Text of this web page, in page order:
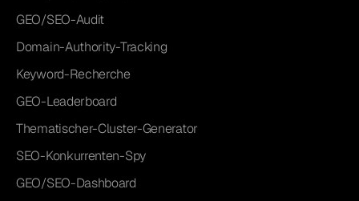
GEO/SEO-Audit
Domain-Authority-Tracking
Keyword-Recherche
GEO-Leaderboard
Thematischer-Cluster-Generator
SEO-Konkurrenten-Spy
GEO/SEO-Dashboard